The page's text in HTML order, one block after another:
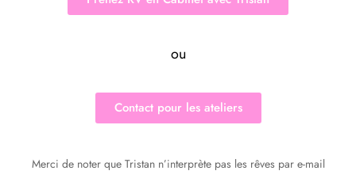
ou
Contact pour les ateliers
Merci de noter que Tristan n’interprète pas les rêves par e-mail